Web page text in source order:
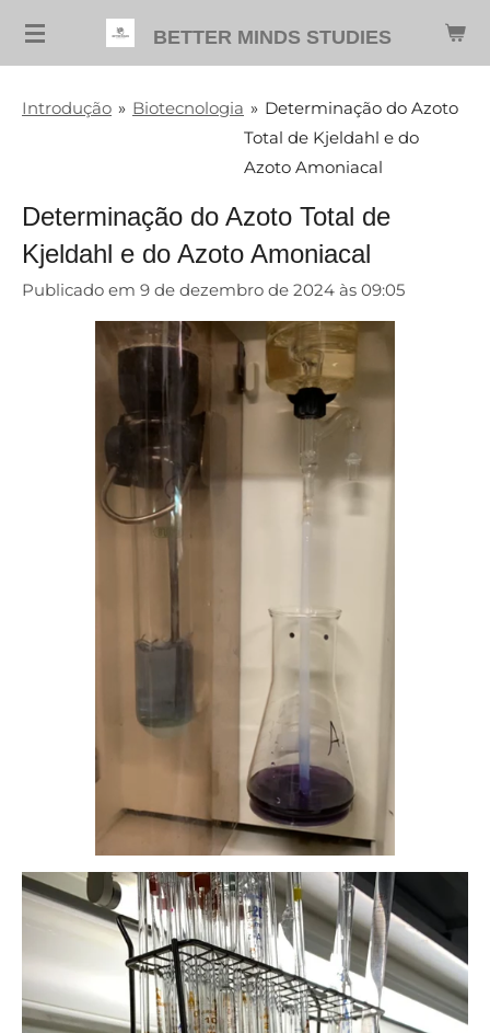
Salta
conteúdo
BETTER MINDS STUDIES
Introdução » Biotecnologia » Determinação do Azoto
Total de Kjeldahl e do
Azoto Amoniacal
Determinação do Azoto Total de
Kjeldahl e do Azoto Amoniacal
Publicado em 9 de dezembro de 2024 às 09:05